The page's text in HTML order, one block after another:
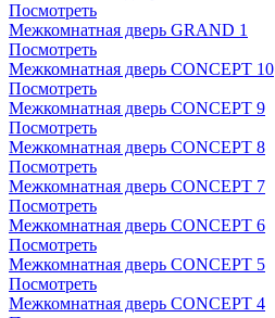
Посмотреть
Межкомнатная дверь GRAND 1
Посмотреть
Межкомнатная дверь CONCEPT 10
Посмотреть
Межкомнатная дверь CONCEPT 9
Посмотреть
Межкомнатная дверь CONCEPT 8
Посмотреть
Межкомнатная дверь CONCEPT 7
Посмотреть
Межкомнатная дверь CONCEPT 6
Посмотреть
Межкомнатная дверь CONCEPT 5
Посмотреть
Межкомнатная дверь CONCEPT 4